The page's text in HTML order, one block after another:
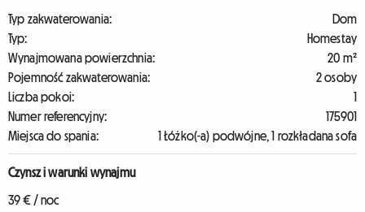
Typ zakwaterowania:
Dom
Typ:
Homestay
Wynajmowana powierzchnia:
20 m²
Pojemność zakwaterowania:
2 osoby
Liczba pokoi:
1
Numer referencyjny:
175901
Miejsca do spania:
1 Łóżko(-a) podwójne, 1 rozkładana sofa
Czynsz i warunki wynajmu
39 € / noc